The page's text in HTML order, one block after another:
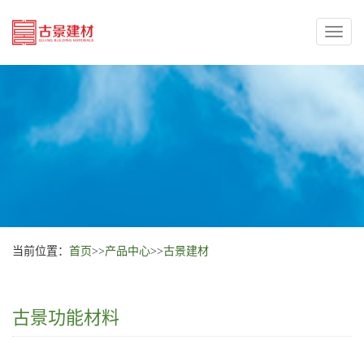
Toggle
当前位置： 首页>>产品中心>>古景建材
古景功能材料